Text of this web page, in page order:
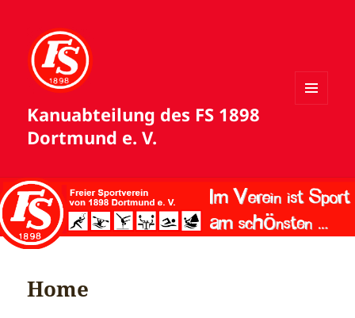
Kanuabteilung des FS 1898
Dortmund e. V.
Home